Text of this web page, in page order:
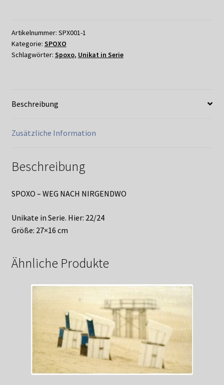
Widerrufsbelehrung
NIRGENDWO
Menge
Artikelnummer: SPX001-1
Kategorie: SPOXO
Schlagwörter: Spoxo, Unikat in Serie
Beschreibung
Zusätzliche Information
Beschreibung
SPOXO – WEG NACH NIRGENDWO
Unikate in Serie. Hier: 22/24
Größe: 27×16 cm
Ähnliche Produkte